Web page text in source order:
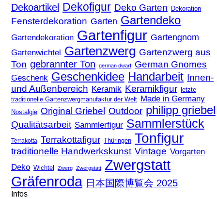
Dekoartikel Dekofigur Deko Garten Dekoration
Fensterdekoration Garten Gartendeko
Gartendekoration Gartenfigur Gartengnom
Gartenwichtel Gartenzwerg Gartenzwerg aus
Ton gebrannter Ton german dwarf German Gnomes
Geschenk Geschenkidee Handarbeit Innen-
und Außenbereich Keramik Keramikfigur
letzte
traditionelle Gartenzwergmanufaktur der Welt Made in Germany
Nostalgie Original Griebel Outdoor philipp griebel
Qualitätsarbeit Sammlerfigur Sammlerstück
Terrakotta Terrakottafigur Thüringen Tonfigur
traditionelle Handwerkskunst Vintage Vorgarten
Deko Wichtel Zwerg Zwergstatt
Zwergstatt
Gräfenroda 日本国際博覧会 2025
Infos